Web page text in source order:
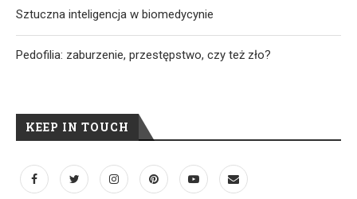
Sztuczna inteligencja w biomedycynie
Pedofilia: zaburzenie, przestępstwo, czy też zło?
KEEP IN TOUCH